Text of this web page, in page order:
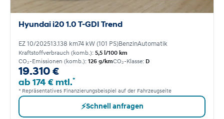
Hyundai i20 1.0 T-GDI Trend
EZ 10/202513.138 km74 kW (101 PS)BenzinAutomatik
Kraftstoffverbrauch (komb.): 5,5 l/100 km
CO₂-Emissionen (komb.): 126 g/kmCO₂-Klasse: D
19.310 €
ab 174 € mtl.*
* Repräsentatives Finanzierungsbeispiel auf der Fahrzeugseite
⚡Schnell anfragen